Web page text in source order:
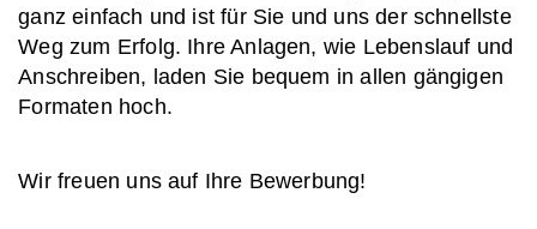
ganz einfach und ist für Sie und uns der schnellste
Weg zum Erfolg. Ihre Anlagen, wie Lebenslauf und
Anschreiben, laden Sie bequem in allen gängigen
Formaten hoch.
Wir freuen uns auf Ihre Bewerbung!